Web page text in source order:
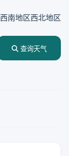
西南地区西北地区
查询天气